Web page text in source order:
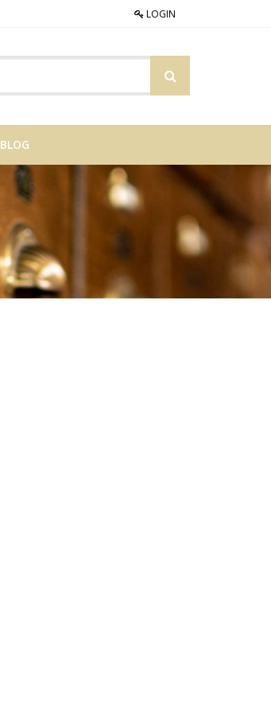
LOGIN
BLOG